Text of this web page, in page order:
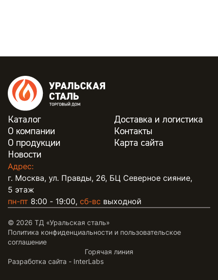
Каталог
О компании
О продукции
Новости
Доставка и логистика
Контакты
Карта сайта
Адрес:
г. Москва, ул. Правды, 26, БЦ Северное сияние,
5 этаж
пн-пт 8:00 - 19:00, сб-вс выходной
© 2026 ТД «Уральская сталь»
Политика конфиденциальности и пользовательское
соглашение
Горячая линия
Разработка сайта - InterLabs